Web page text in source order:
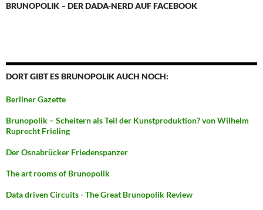
BRUNOPOLIK – DER DADA-NERD AUF FACEBOOK
DORT GIBT ES BRUNOPOLIK AUCH NOCH:
Berliner Gazette
Brunopolik – Scheitern als Teil der Kunstproduktion? von Wilhelm
Ruprecht Frieling
Der Osnabrücker Friedenspanzer
The art rooms of Brunopolik
Data driven Circuits - The Great Brunopolik Review